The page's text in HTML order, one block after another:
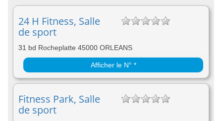
24 H Fitness, Salle
de sport
31 bd Rocheplatte 45000 ORLEANS
Afficher le N° *
Fitness Park, Salle
de sport